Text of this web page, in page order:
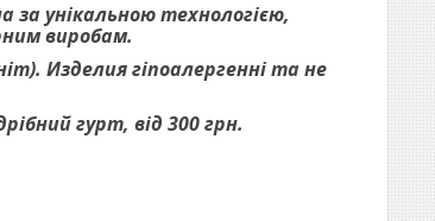
за унікальною технологією,
виробам.
Изделия гіпоалергенні та не
гурт, від 300 грн.